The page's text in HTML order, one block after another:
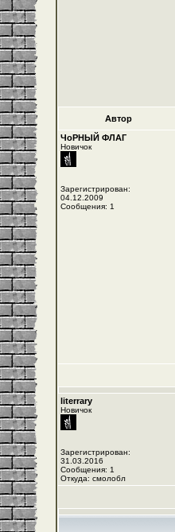
Автор
ЧоРНЫЙ ФЛАГ
Новичок
Зарегистрирован:
04.12.2009
Сообщения: 1
literrary
Новичок
Зарегистрирован:
31.03.2016
Сообщения: 1
Откуда: смолобл